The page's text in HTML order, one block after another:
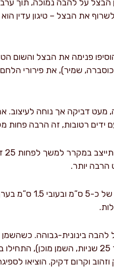
את הבצל – טיגון עדין
פנימה את הבצל והשום
שמיר), את פירורי
מעט דביקה אך נוחה לעיצוב.
רטובות, זה הרבה פחות
הרבה יותר.
הוציאו מהמקרר